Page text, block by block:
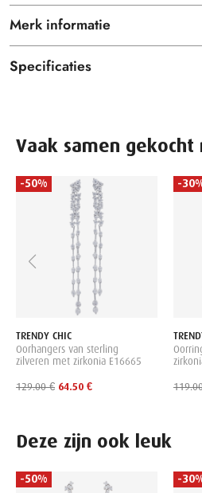
Merk informatie
Specificaties
Vaak samen gekocht
-50%
TRENDY CHIC
Oorhangers van sterling
zilveren met zirkonia E16665
129.00 € 64.50 €
-
Deze zijn ook leuk
-50% -